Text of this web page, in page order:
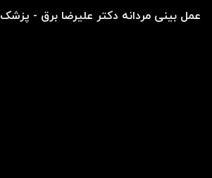
عمل بینی مردانه دکتر علیرضا برق - پزشک 24